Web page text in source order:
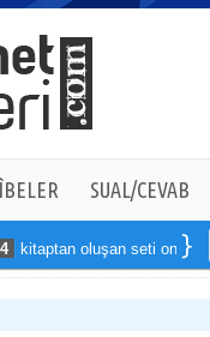
SUAL/CEVAB
oluşan seti online